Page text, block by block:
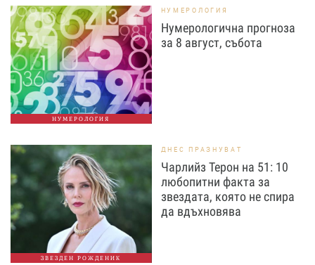
НУМЕРОЛОГИЯ
НУМЕРОЛОГИЯ
Нумерологична прогноза
за 8 август, събота
ЗВЕЗДЕН РОЖДЕНИК
ДНЕС ПРАЗНУВАТ
Чарлийз Терон на 51: 10
любопитни факта за
звездата, която не спира
да вдъхновява